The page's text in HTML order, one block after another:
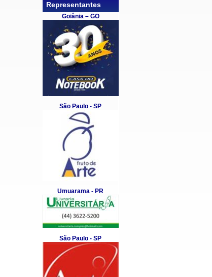
Representantes
Goiânia – GO
São Paulo - SP
Umuarama - PR
São Paulo - SP